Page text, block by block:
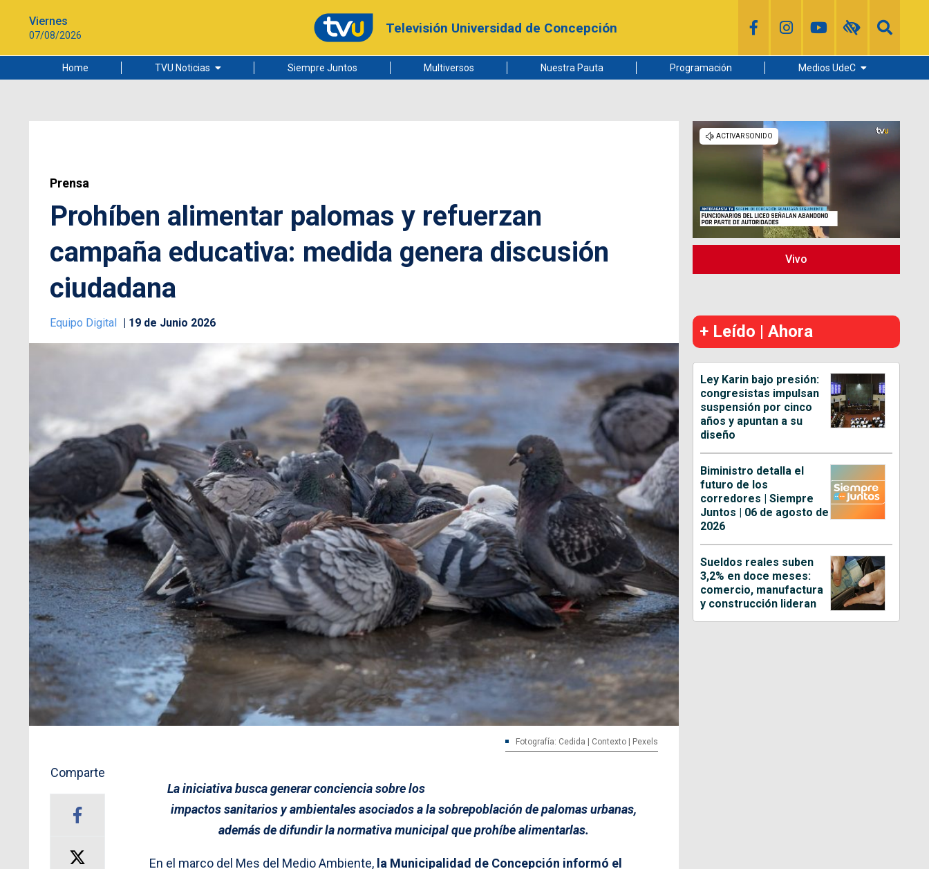
Viernes
07/08/2026 Televisión Universidad de Concepción
Home TVU Noticias
Ciudad
Siempre Juntos Multiversos Nuestra Pauta Programación Medios UdeC
Radio UdeC
Noticias UdeC
La Discusión
Prensa
Prohíben alimentar palomas y refuerzan
campaña educativa: medida genera discusión
ciudadana
Equipo Digital 19 de Junio 2026
Fotografía: Cedida | Contexto | Pexels
Comparte
La iniciativa busca generar conciencia sobre los
impactos sanitarios y ambientales asociados a la sobrepoblación de palomas urbanas,
además de difundir la normativa municipal que prohíbe alimentarlas.
En el marco del Mes del Medio Ambiente, la Municipalidad de Concepción informó el
Vivo
+ Leído | Ahora
Ley Karin bajo presión:
congresistas impulsan
suspensión por cinco
años y apuntan a su
diseño
Biministro detalla el
futuro de los
corredores | Siempre
Juntos | 06 de agosto de
2026
Sueldos reales suben
3,2% en doce meses:
comercio, manufactura
y construcción lideran